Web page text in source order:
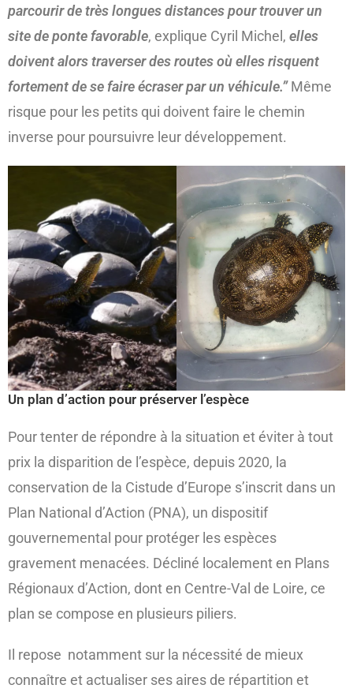
parcourir de très longues distances pour trouver un
site de ponte favorable, explique Cyril Michel, elles
doivent alors traverser des routes où elles risquent
fortement de se faire écraser par un véhicule.”Même
risque pour les petits qui doivent faire le chemin
inverse pour poursuivre leur développement.
Un plan d’action pour préserver l’espèce
Pour tenter de répondre à la situation et éviter à tout
prix la disparition de l’espèce, depuis 2020, la
conservation de la Cistude d’Europe s’inscrit dans un
Plan National d’Action (PNA), un dispositif
gouvernemental pour protéger les espèces
gravement menacées. Décliné localement en Plans
Régionaux d’Action, dont en Centre-Val de Loire, ce
plan se compose en plusieurs piliers.
Il repose notamment sur la nécessité de mieux
connaître et actualiser ses aires de répartition et